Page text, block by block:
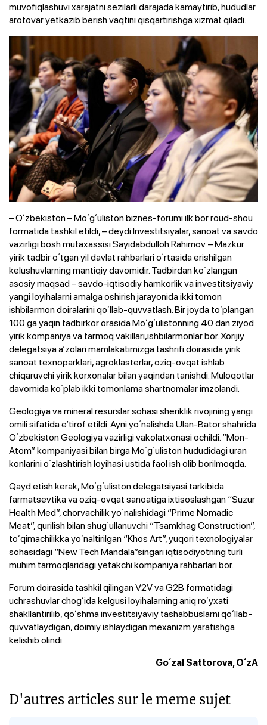
muvofiqlashuvi xarajatni sezilarli darajada kamaytirib, hududlar
arotovar yetkazib berish vaqtini qisqartirishga xizmat qiladi.
– Oʻzbekiston – Moʻgʻuliston biznes-forumi ilk bor roud-shou
formatida tashkil etildi, – deydi Investitsiyalar, sanoat va savdo
vazirligi bosh mutaxassisi Sayidabdulloh Rahimov. – Mazkur
yirik tadbir oʻtgan yil davlat rahbarlari oʻrtasida erishilgan
kelushuvlarning mantiqiy davomidir. Tadbirdan koʻzlangan
asosiy maqsad – savdo-iqtisodiy hamkorlik va investitsiyaviy
yangi loyihalarni amalga oshirish jarayonida ikki tomon
ishbilarmon doiralarini qoʻllab-quvvatlash. Bir joyda toʻplangan
100 ga yaqin tadbirkor orasida Moʻgʻulistonning 40 dan ziyod
yirik kompaniya va tarmoq vakillari,ishbilarmonlar bor. Xorijiy
delegatsiya aʼzolari mamlakatimizga tashrifi doirasida yirik
sanoat texnoparklari, agroklasterlar, oziq-ovqat ishlab
chiqaruvchi yirik korxonalar bilan yaqindan tanishdi. Muloqotlar
davomida koʻplab ikki tomonlama shartnomalar imzolandi.
Geologiya va mineral resurslar sohasi sheriklik rivojining yangi
omili sifatida eʼtirof etildi. Ayni yoʻnalishda Ulan-Bator shahrida
Oʻzbekiston Geologiya vazirligi vakolatxonasi ochildi. “Mon-
Atom” kompaniyasi bilan birga Moʻgʻuliston hududidagi uran
konlarini oʻzlashtirish loyihasi ustida faol ish olib borilmoqda.
Qayd etish kerak, Moʻgʻuliston delegatsiyasi tarkibida
farmatsevtika va oziq-ovqat sanoatiga ixtisoslashgan “Suzur
Health Med”, chorvachilik yoʻnalishidagi “Prime Nomadic
Meat”, qurilish bilan shugʻullanuvchi “Tsamkhag Construction”,
toʻqimachilikka yoʻnaltirilgan “Khos Art”, yuqori texnologiyalar
sohasidagi “New Tech Mandala”singari iqtisodiyotning turli
muhim tarmoqlaridagi yetakchi kompaniya rahbarlari bor.
Forum doirasida tashkil qilingan V2V va G2B formatidagi
uchrashuvlar chogʻida kelgusi loyihalarning aniq roʻyxati
shakllantirilib, qoʻshma investitsiyaviy tashabbuslarni qoʻllab-
quvvatlaydigan, doimiy ishlaydigan mexanizm yaratishga
kelishib olindi.
Goʻzal Sattorova, OʻzA
D'autres articles sur le meme sujet